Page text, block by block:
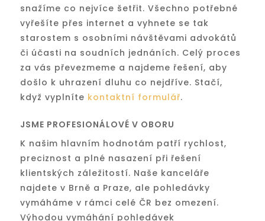
snažíme co nejvíce šetřit. Všechno potřebné
vyřešíte přes internet a vyhnete se tak
starostem s osobními návštěvami advokátů
či účasti na soudních jednáních. Celý proces
za vás převezmeme a najdeme řešení, aby
došlo k uhrazení dluhu co nejdříve. Stačí,
když vyplníte kontaktní formulář.
JSME PROFESIONÁLOVÉ V OBORU
K našim hlavním hodnotám patří rychlost,
preciznost a plné nasazení při řešení
klientských záležitostí. Naše kanceláře
najdete v Brně a Praze, ale pohledávky
vymáháme v rámci celé ČR bez omezení.
Výhodou vymáhání pohledávek